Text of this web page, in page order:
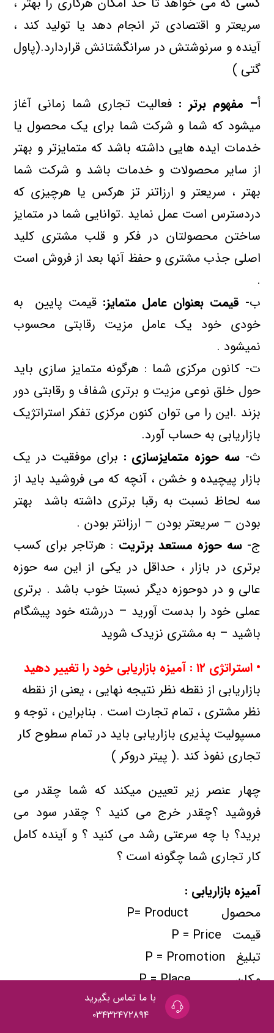
سریعتر و اقتصادی تر انجام دهد یا تولید کند ،
آینده و سرنوشتش در سرانگشتانش قراردارد.(پاول
گتی )
أ‌– مفهوم برتر : فعالیت تجاری شما زمانی آغاز
میشود که شما و شرکت شما برای یک محصول یا
خدمات ایده هایی داشته باشد که متمایزتر و بهتر
از سایر محصولات و خدمات باشد و شرکت شما
بهتر ، سریعتر و ارزاتنر تز هرکس یا هرچیزی که
دردسترس است عمل نماید .توانایی شما در متمایز
ساختن محصولتان در فکر و قلب مشتری کلید
اصلی جذب مشتری و حفظ آنها بعد از فروش است
.
ب‌- قیمت بعنوان عامل متمایز: قیمت پایین به
خودی خود یک عامل مزیت رقابتی محسوب
نمیشود .
ت‌- کانون مرکزی شما : هرگونه متمایز سازی باید
حول خلق نوعی مزیت و برتری شفاف و رقابتی دور
بزند .این را می توان کنون مرکزی تفکر استراتژیک
بازاریابی به حساب آورد.
ث‌-سه حوزه متمایزسازی : برای موفقیت در یک
بازار پیچیده و خشن ، آنچه که می فروشید باید از
سه لحاظ نسبت به رقبا برتری داشته باشد بهتر
بودن – سریعتر بودن – ارزانتر بودن .
ج‌-سه حوزه مستعد برتریت : هرتاجر برای کسب
برتری در بازار ، حداقل در یکی از این سه حوزه
عالی و در دوحوزه دیگر نسبتا خوب باشد . برتری
عملی خود را بدست آورید – دررشته خود پیشگام
باشید – به مشتری نزیدک شوید
• استراتژی ۱۲ : آمیزه بازاریابی خود را تغییر دهید
بازاریابی از نقطه نظر نتیجه نهایی ، یعنی از نقطه
نظر مشتری ، تمام تجارت است . بنابراین ، توجه و
مسپولیت پذیری بازاریابی باید در تمام سطوح کار
تجاری نفوذ کند .( پیتر دروکر )
چهار عنصر زیر تعیین میکند که شما چقدر می
فروشید ؟چقدر خرج می کنید ؟ چقدر سود می
برید؟ با چه سرعتی رشد می کنید ؟ و آینده کامل
کار تجاری شما چگونه است ؟
آمیزه بازاریابی :
محصول P= Product
قیمت P = Price
تبلیغ P = Promotion
مکان P = Place
نخستین بخش آمیزه بازاریابی محصول یا خدمت
با ما تماس بگیرید
۰۳۴۳۲۴۷۲۸۹۴